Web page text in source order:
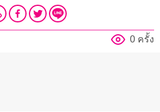
0 ครั้ง